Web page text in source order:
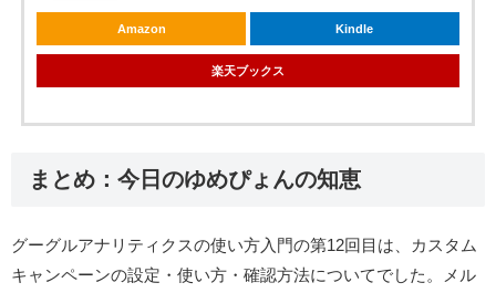
Amazon Kindle
楽天ブックス
まとめ：今日のゆめぴょんの知恵
グーグルアナリティクスの使い方入門の第12回目は、カスタム
キャンペーンの設定・使い方・確認方法についてでした。メル